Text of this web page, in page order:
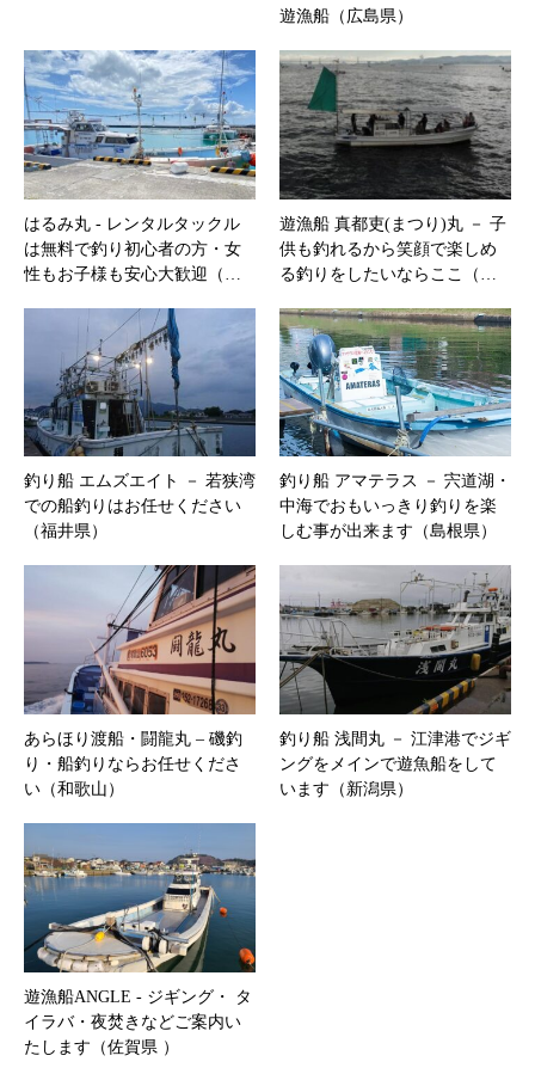
遊漁船（広島県）
はるみ丸 ‐ レンタルタックル
は無料で釣り初心者の方・女
性もお子様も安心大歓迎（…
遊漁船 真都吏(まつり)丸 － 子
供も釣れるから笑顔で楽しめ
る釣りをしたいならここ（…
釣り船 エムズエイト － 若狭湾
での船釣りはお任せください
（福井県）
釣り船 アマテラス － 宍道湖・
中海でおもいっきり釣りを楽
しむ事が出来ます（島根県）
あらほり渡船・闘龍丸 – 磯釣
り・船釣りならお任せくださ
い（和歌山）
釣り船 浅間丸 － 江津港でジギ
ングをメインで遊魚船をして
います（新潟県）
遊漁船ANGLE ‐ ジギング・ タ
イラバ・夜焚きなどご案内い
たします（佐賀県 ）